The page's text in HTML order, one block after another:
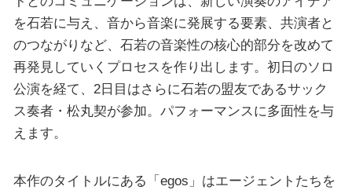
を石若に与え、音から音楽に発展する要素、共演者と
のつながりなど、石若の音楽性の核心的部分を改めて
再発見していくプロセスを作り出します。初日のソロ
公演を経て、2日目はさらに石若の盟友であるサック
ス奏者・松丸契が参加。パフォーマンスに多面性を与
えます。
本作のタイトルにある「egos」はエージェントたちを